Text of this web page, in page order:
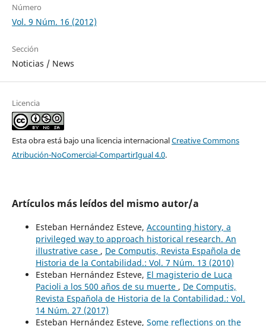
Número
Vol. 9 Núm. 16 (2012)
Sección
Noticias / News
Licencia
Esta obra está bajo una licencia internacionalCreative Commons
Atribución-NoComercial-CompartirIgual 4.0.
Artículos más leídos del mismo autor/a
Esteban Hernández Esteve, Accounting history, a
privileged way to approach historical research. An
illustrative case , De Computis, Revista Española de
Historia de la Contabilidad.: Vol. 7 Núm. 13 (2010)
Esteban Hernández Esteve, El magisterio de Luca
Pacioli a los 500 años de su muerte , De Computis,
Revista Española de Historia de la Contabilidad.: Vol.
14 Núm. 27 (2017)
Esteban Hernández Esteve, Some reflections on the